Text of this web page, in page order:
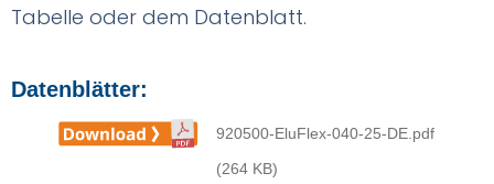
Tabelle oder dem Datenblatt.
Datenblätter:
920500-EluFlex-040-25-DE.pdf
(264 KB)